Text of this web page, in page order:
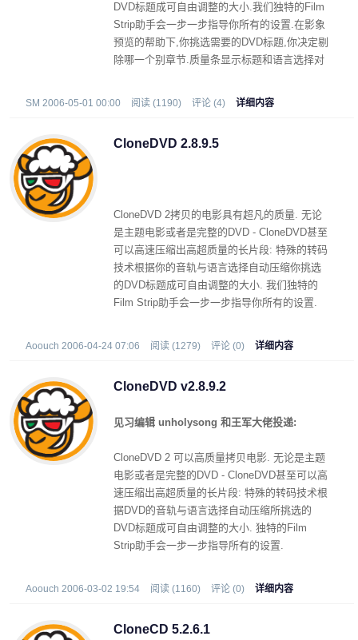
DVD标题成可自由调整的大小.我们独特的Film
Strip助手会一步一步指导你所有的设置.在影象
预览的帮助下,你挑选需要的DVD标题,你决定剔
除哪一个别章节.质量条显示标题和语言选择对
方向.
SM 2006-05-01 00:00 阅读 (1190) 评论 (4) 详细内容
CloneDVD 2.8.9.5
CloneDVD 2拷贝的电影具有超凡的质量. 无论
是主题电影或者是完整的DVD - CloneDVD甚至
可以高速压缩出高超质量的长片段: 特殊的转码
技术根据你的音轨与语言选择自动压缩你挑选
的DVD标题成可自由调整的大小. 我们独特的
Film Strip助手会一步一步指导你所有的设置.
你决定剔除哪一个别章节. 质量条显示标题和语
Aoouch 2006-04-24 07:06 阅读 (1279) 评论 (0) 详细内容
CloneDVD v2.8.9.2
见习编辑 unholysong 和王军大佬投递:
CloneDVD 2 可以高质量拷贝电影. 无论是主题
电影或者是完整的DVD - CloneDVD甚至可以高
速压缩出高超质量的长片段: 特殊的转码技术根
据DVD的音轨与语言选择自动压缩所挑选的
DVD标题成可自由调整的大小. 独特的Film
Strip助手会一步一步指导所有的设置.
更新内容
Fix: Stream selection quality bar sometimes
Aoouch 2006-03-02 19:54 阅读 (1160) 评论 (0) 详细内容
CloneCD 5.2.6.1